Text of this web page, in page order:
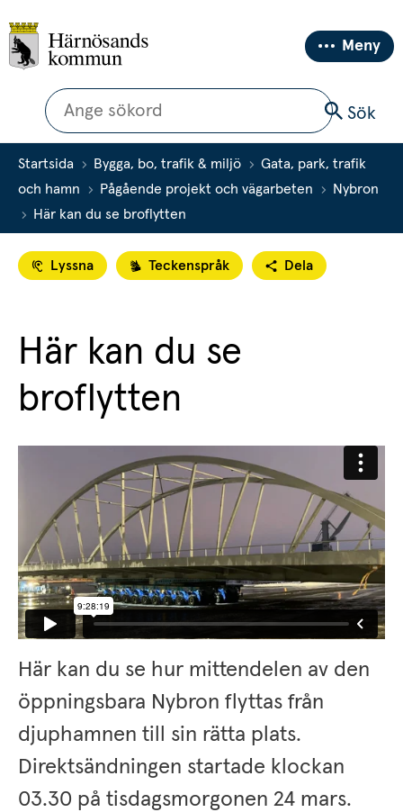
Meny
Sök
Sök
Startsida Bygga, bo, trafik & miljö
Gata, park, trafik
och hamn
Pågående projekt och vägarbeten
Nybron
Här kan du se broflytten
Lyssna Teckenspråk Dela
Här kan du se
broflytten
Här kan du se hur mittendelen av den
öppningsbara Nybron flyttas från
djuphamnen till sin rätta plats.
Direktsändningen startade klockan
03.30 på tisdagsmorgonen 24 mars.